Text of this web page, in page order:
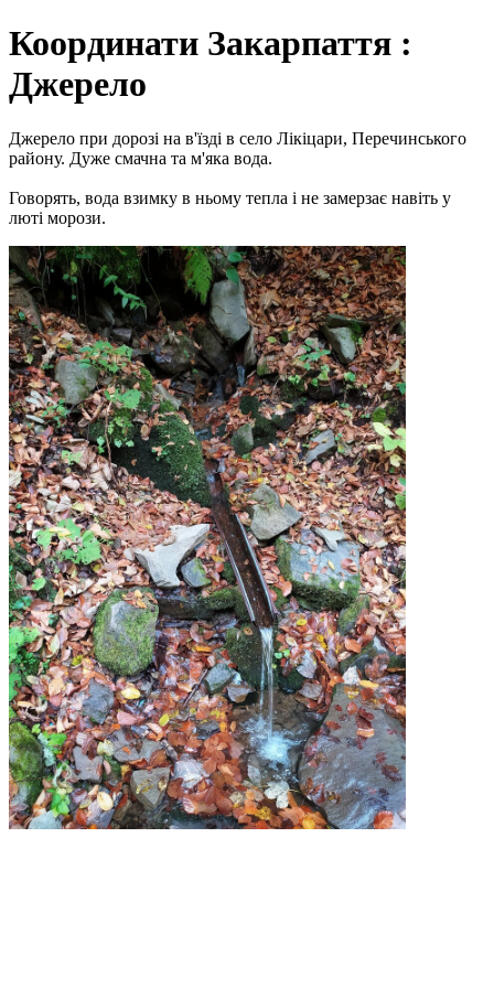
Координати Закарпаття :
Джерело
Джерело при дорозі на в'їзді в село Лікіцари, Перечинського
району. Дуже смачна та м'яка вода.
Говорять, вода взимку в ньому тепла і не замерзає навіть у
люті морози.